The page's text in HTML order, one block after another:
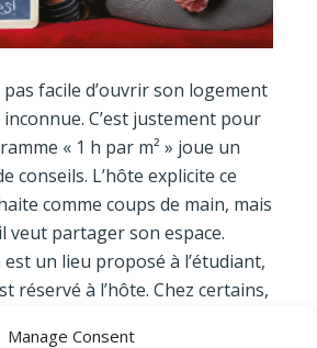
Manage Consent
pas facile d’ouvrir son logement
C’est justement pour
« 1 h par m² » joue un
conseils. L’hôte explicite ce
comme coups de main, mais
veut partager son espace.
un lieu proposé à l’étudiant,
réservé à l’hôte. Chez certains,